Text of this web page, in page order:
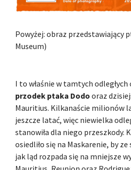
Powyżej: obraz przedstawiający
Museum)
I to właśnie w tamtych
przodek ptaka Dodo oraz
Mauritius. Kilkanaście milionów
jeszcze latać, więc niewielka
stanowiła dla niego przeszkody.
osiedliło się na Maskarenie, by
jak ląd rozpada się na mniejsze